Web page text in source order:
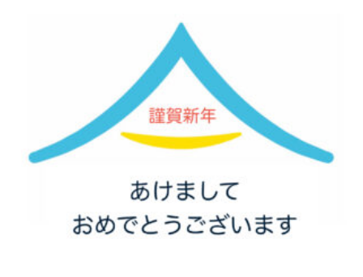
お問い合わせ
025-311-1290
お問い合わせ